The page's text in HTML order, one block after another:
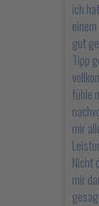
ich
gut
Tipp
fühle
mir
Nicht
mir